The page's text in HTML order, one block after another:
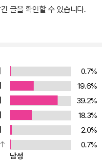
실시간 WebRTC를 활용한
글을 확인할 수 있습니다.
0.7%
19.6%
39.2%
18.3%
2.0%
0.7%
남성